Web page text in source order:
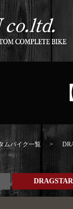
ムバイク一覧